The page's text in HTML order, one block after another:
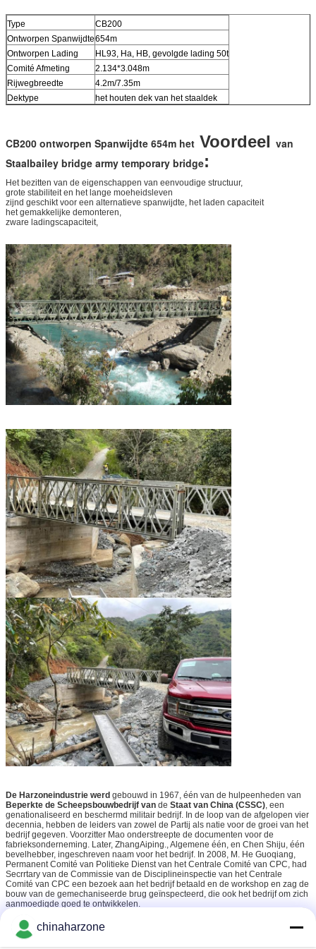
Type
CB200
Ontworpen Spanwijdte654m
Ontworpen Lading
HL93, Ha, HB, gevolgde lading 50t
Comité Afmeting
2.134*3.048m
Rijwegbreedte
4.2m/7.35m
Dektype
het houten dek van het staaldek
CB200 ontworpen Spanwijdte 654m het Voordeel van
Staalbailey bridge army temporary bridge:
Het bezitten van de eigenschappen van eenvoudige structuur,
grote stabiliteit en het lange moeheidsleven
zijnd geschikt voor een alternatieve spanwijdte, het laden capaciteit
het gemakkelijke demonteren,
zware ladingscapaciteit,
De Harzoneindustrie werd gebouwd in 1967, één van de hulpeenheden van
Beperkte de Scheepsbouwbedrijf van de Staat van China (CSSC), een
genationaliseerd en beschermd militair bedrijf. In de loop van de afgelopen vier
decennia, hebben de leiders van zowel de Partij als natie voor de groei van het
bedrijf gegeven. Voorzitter Mao onderstreepte de documenten voor de
fabrieksonderneming. Later, ZhangAiping., Algemene één, en Chen Shiju, één
bevelhebber, ingeschreven naam voor het bedrijf. In 2008, M. He Guoqiang,
Permanent Comité van Politieke Dienst van het Centrale Comité van CPC, had
Secrrtary van de Commissie van de Disciplineinspectie van het Centrale
Comité van CPC een bezoek aan het bedrijf betaald en de workshop en zag de
bouw van de gemechaniseerde brug geïnspecteerd, die ook het bedrijf om zich
aanmoedigde goed te ontwikkelen.
Markeringen:stijve kaderbrug
Geprefabriceerde Deltabrug
chinaharzone